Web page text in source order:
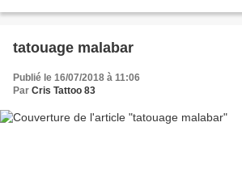
tatouage malabar
Publié le 16/07/2018 à 11:06
Par Cris Tattoo 83